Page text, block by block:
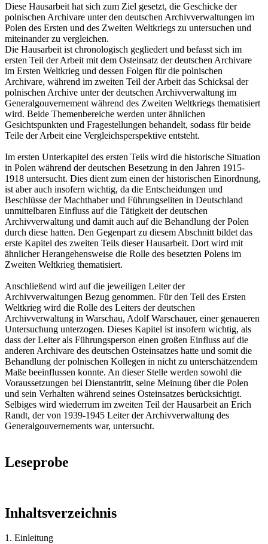
Diese Hausarbeit hat sich zum Ziel gesetzt, die Geschicke der
polnischen Archivare unter den deutschen Archivverwaltungen im
Polen des Ersten und des Zweiten Weltkriegs zu untersuchen und
miteinander zu vergleichen.
Die Hausarbeit ist chronologisch gegliedert und befasst sich im
ersten Teil der Arbeit mit dem Osteinsatz der deutschen Archivare
im Ersten Weltkrieg und dessen Folgen für die polnischen
Archivare, während im zweiten Teil der Arbeit das Schicksal der
polnischen Archive unter der deutschen Archivverwaltung im
Generalgouvernement während des Zweiten Weltkriegs thematisiert
wird. Beide Themenbereiche werden unter ähnlichen
Gesichtspunkten und Fragestellungen behandelt, sodass für beide
Teile der Arbeit eine Vergleichsperspektive entsteht.
Im ersten Unterkapitel des ersten Teils wird die historische Situation
in Polen während der deutschen Besetzung in den Jahren 1915-
1918 untersucht. Dies dient zum einen der historischen Einordnung,
ist aber auch insofern wichtig, da die Entscheidungen und
Beschlüsse der Machthaber und Führungseliten in Deutschland
unmittelbaren Einfluss auf die Tätigkeit der deutschen
Archivverwaltung und damit auch auf die Behandlung der Polen
durch diese hatten. Den Gegenpart zu diesem Abschnitt bildet das
erste Kapitel des zweiten Teils dieser Hausarbeit. Dort wird mit
ähnlicher Herangehensweise die Rolle des besetzten Polens im
Zweiten Weltkrieg thematisiert.
Anschließend wird auf die jeweiligen Leiter der
Archivverwaltungen Bezug genommen. Für den Teil des Ersten
Weltkrieg wird die Rolle des Leiters der deutschen
Archivverwaltung in Warschau, Adolf Warschauer, einer genaueren
Untersuchung unterzogen. Dieses Kapitel ist insofern wichtig, als
dass der Leiter als Führungsperson einen großen Einfluss auf die
anderen Archivare des deutschen Osteinsatzes hatte und somit die
Behandlung der polnischen Kollegen in nicht zu unterschätzendem
Maße beeinflussen konnte. An dieser Stelle werden sowohl die
Voraussetzungen bei Dienstantritt, seine Meinung über die Polen
und sein Verhalten während seines Osteinsatzes berücksichtigt.
Selbiges wird wiederrum im zweiten Teil der Hausarbeit an Erich
Randt, der von 1939-1945 Leiter der Archivverwaltung des
Generalgouvernements war, untersucht.
Leseprobe
Inhaltsverzeichnis
1. Einleitung